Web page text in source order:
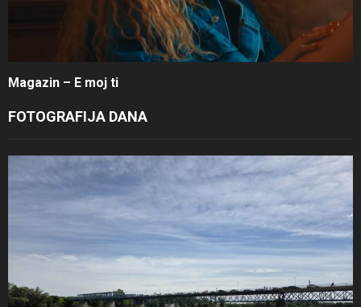
Magazin – E moj ti
FOTOGRAFIJA DANA